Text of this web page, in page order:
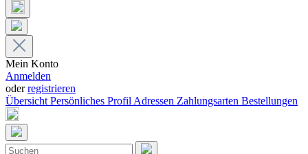
Mein Konto
Anmelden
oderregistrieren
Übersicht Persönliches Profil Adressen Zahlungsarten Bestellungen